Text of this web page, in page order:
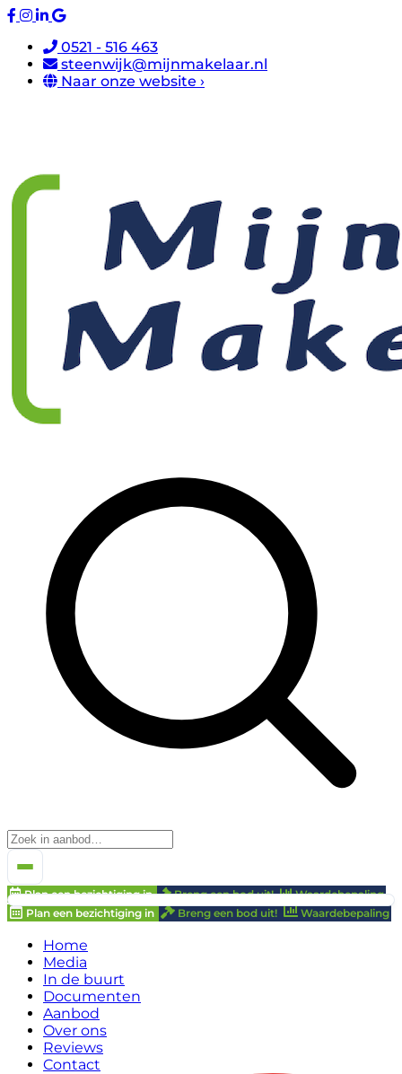
0521 - 516 463
steenwijk@mijnmakelaar.nl
Naar onze website ›
Plan een bezichtiging in Breng een bod uit!
Waardebepaling
Plan een bezichtiging in
Breng een bod uit! Waardebepaling
Home
Media
In de buurt
Documenten
Aanbod
Over ons
Reviews
Contact